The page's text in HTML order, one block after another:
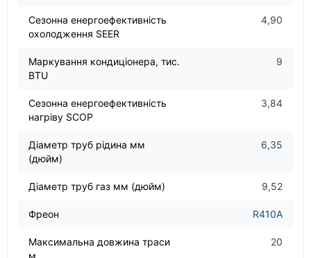
Сезонна енергоефективність
охолодження SEER
4,90
Маркування кондиціонера, тис.
BTU
9
Сезонна енергоефективність
нагріву SCOP
3,84
Діаметр труб рідина мм
(дюйм)
6,35
Діаметр труб газ мм (дюйм) 9,52
Фреон R410A
Максимальна довжина траси
м
20